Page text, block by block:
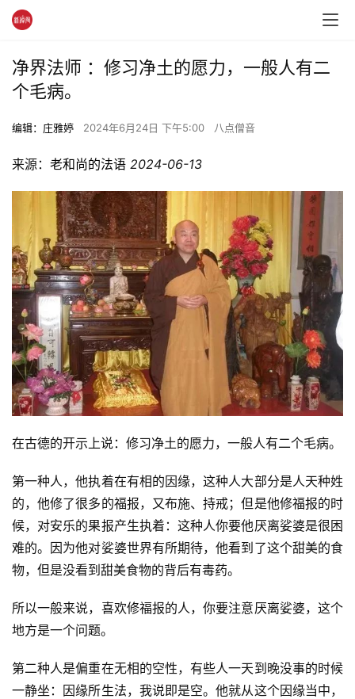
净界法师 ：修习净土的愿力，一般人有二
个毛病。
编辑：庄雅婷 2024年6月24日 下午5:00 八点僧音
来源： 老和尚的法语 2024-06-13
在古德的开示上说：修习净土的愿力，一般人有二个毛病。
第一种人，他执着在有相的因缘，这种人大部分是人天种姓
的，他修了很多的福报，又布施、持戒；但是他修福报的时
候，对安乐的果报产生执着：这种人你要他厌离娑婆是很困
难的。因为他对娑婆世界有所期待，他看到了这个甜美的食
物，但是没看到甜美食物的背后有毒药。
所以一般来说，喜欢修福报的人，你要注意厌离娑婆，这个
地方是一个问题。
第二种人是偏重在无相的空性，有些人一天到晚没事的时候
一静坐：因缘所生法，我说即是空。他就从这个因缘当中，